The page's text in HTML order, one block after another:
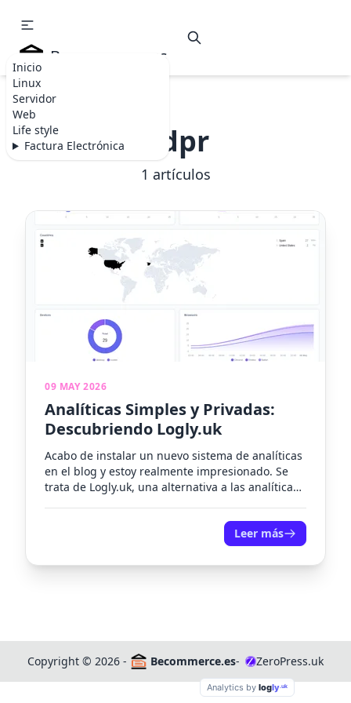
Inicio
Linux
Servidor
Web
Life style
Factura Electrónica
Becommerce.es
gdpr
1 artículos
09 MAY 2026
Analíticas Simples y Privadas:
Descubriendo Logly.uk
Acabo de instalar un nuevo sistema de analíticas
en el blog y estoy realmente impresionado. Se
trata de Logly.uk, una alternativa a las analíticas
Leer más
Copyright © 2026 - Becommerce.es- ZZeroPress.uk
Analytics by logly .uk